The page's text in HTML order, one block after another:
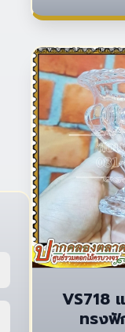
VS718
ทรงฟั